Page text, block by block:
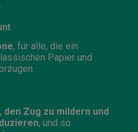
, für alle, die ein
Papier und
den Zug zu mildern und
, und so